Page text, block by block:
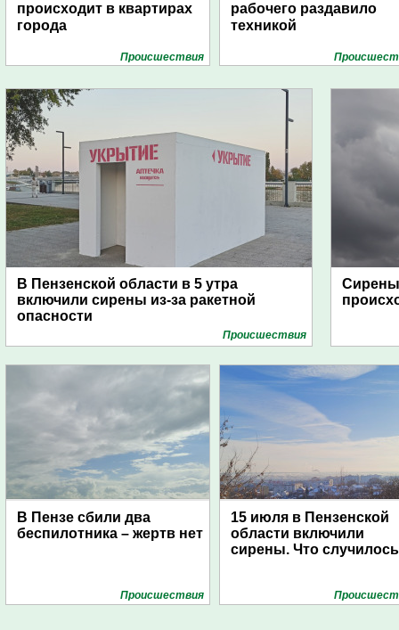
происходит в квартирах
города
Проиcшествия
рабочего раздавило
техникой
В Пензенской области в 5 утра
включили сирены из-за ракетной
опасности
Проиcшествия
Сирены
В Пензе сбили два
беспилотника – жертв нет
Проиcшествия
15 июля в Пензенской
области включили
сирены. Что